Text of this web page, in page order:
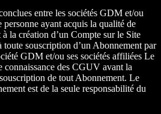
entre les sociétés GDM et/ou
personne ayant acquis la qualité de
la création d’un Compte sur le Site
souscription d’un Abonnement par
GDM et/ou ses sociétés affiliées Le
connaissance des CGUV avant la
de tout Abonnement. Le
est de la seule responsabilité du